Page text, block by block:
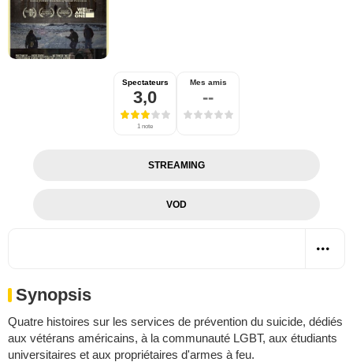
Spectateurs
3,0
1 note
Mes amis
--
STREAMING
VOD
Synopsis
Quatre histoires sur les services de prévention du suicide, dédiés
aux vétérans américains, à la communauté LGBT, aux étudiants
universitaires et aux propriétaires d'armes à feu.